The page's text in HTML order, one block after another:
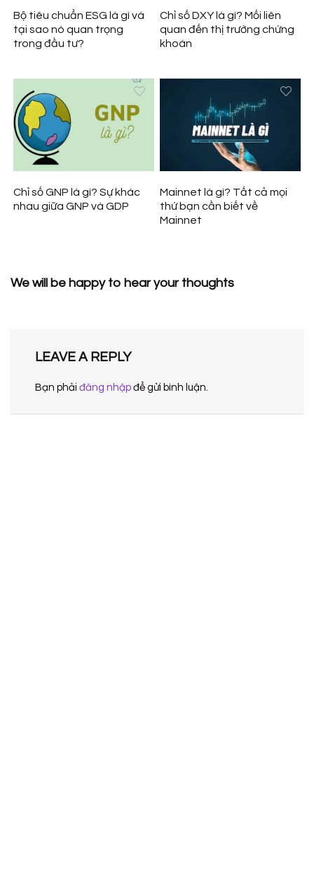
Bộ tiêu chuẩn ESG là gì và
tại sao nó quan trọng
trong đầu tư?
Chỉ số DXY là gì? Mối liên
quan đến thị trường chứng
khoán
Chỉ số GNP là gì? Sự khác
nhau giữa GNP và GDP
Mainnet là gì? Tất cả mọi
thứ bạn cần biết về
Mainnet
We will be happy to hear your thoughts
LEAVE A REPLY
Bạn phải đăng nhập để gửi bình luận.